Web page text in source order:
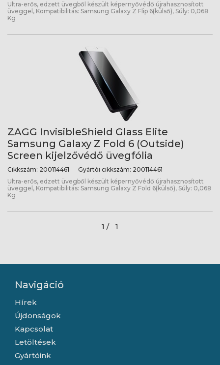
Ultra-erős, edzett üvegből készült képernyővédő újrahasznosított
üveggel, Kompatibilitás: Samsung Galaxy Z Flip 6(külső), Súly: 0,068
Kg
ZAGG InvisibleShield Glass Elite
Samsung Galaxy Z Fold 6 (Outside)
Screen kijelzővédő üvegfólia
Cikkszám: 200114461 Gyártói cikkszám: 200114461
Ultra-erős, edzett üvegből készült képernyővédő újrahasznosított
üveggel, Kompatibilitás: Samsung Galaxy Z Fold 6(külső), Súly: 0,068
Kg
1 / 1
Navigáció
Hírek
Újdonságok
Kapcsolat
Letöltések
Gyártóink